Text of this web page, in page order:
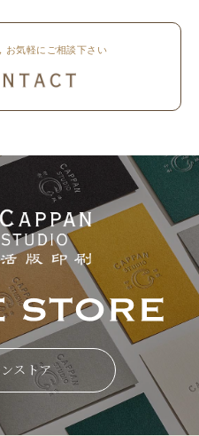
お気軽にご相談下さい
ストア